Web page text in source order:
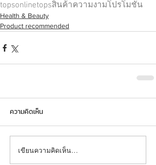
topsonlinetopsสินค้าความงาม โปรโมชั่น
Health & Beauty
Product recommended
ความคิดเห็น
เขียนความคิดเห็น…